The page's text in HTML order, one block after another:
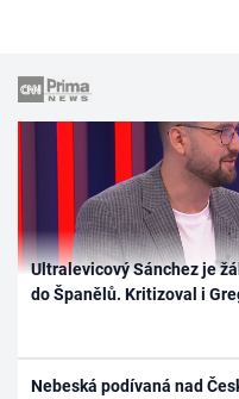
Ultralevicový Sánchez je
do Španělů. Kritizoval i
Nebeská podívaná nad